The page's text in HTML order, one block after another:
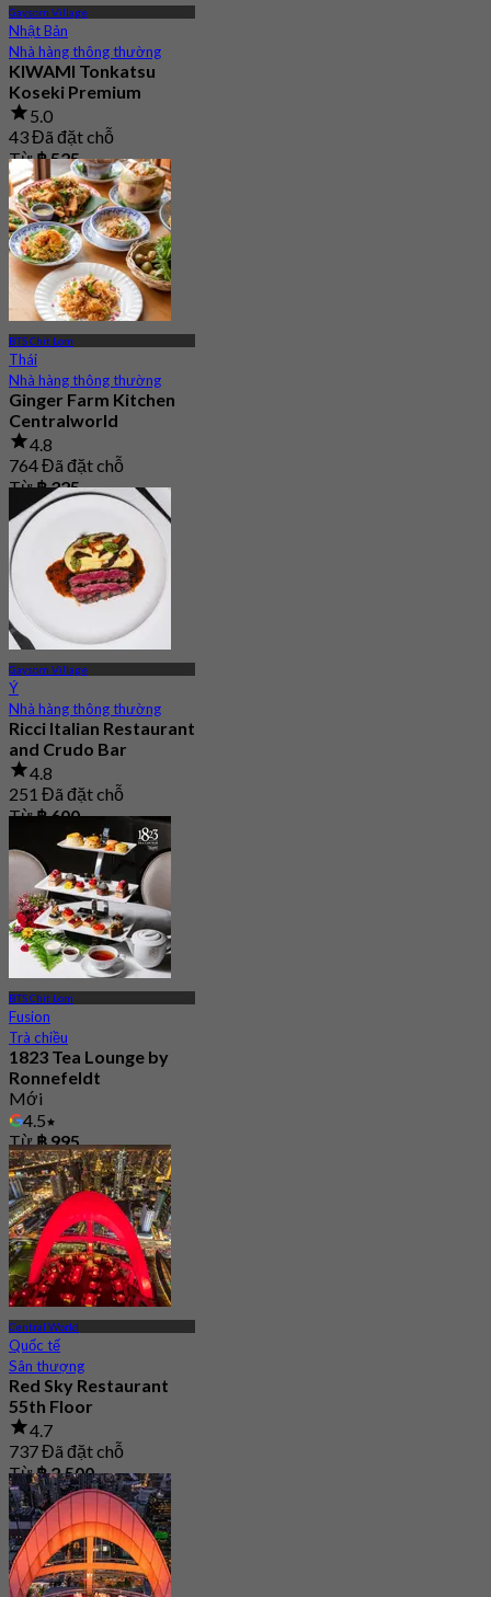
Gaysorn Village
Nhật Bản
Nhà hàng thông thường
KIWAMI Tonkatsu
Koseki Premium
5.0
43 Đã đặt chỗ
Từ฿ 525
BTS Chit Lom
Thái
Nhà hàng thông thường
Ginger Farm Kitchen
Centralworld
4.8
764 Đã đặt chỗ
Từ฿ 325
Gaysorn Village
Ý
Nhà hàng thông thường
Ricci Italian Restaurant
and Crudo Bar
4.8
251 Đã đặt chỗ
Từ฿ 600
BTS Chit Lom
Fusion
Trà chiều
1823 Tea Lounge by
Ronnefeldt
Mới
4.5
Từ฿ 995
Central World
Quốc tế
Sân thượng
Red Sky Restaurant
55th Floor
4.7
737 Đã đặt chỗ
Từ฿ 2,500